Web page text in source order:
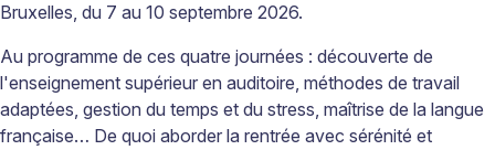
Bruxelles, du 7 au 10 septembre 2026.
Au programme de ces quatre journées : découverte de
l'enseignement supérieur en auditoire, méthodes de travail
adaptées, gestion du temps et du stress, maîtrise de la langue
française… De quoi aborder la rentrée avec sérénité et